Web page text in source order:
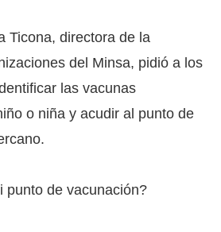
Ticona, directora de la
del Minsa, pidió a los
las vacunas
o niña y acudir al punto de
punto de vacunación?